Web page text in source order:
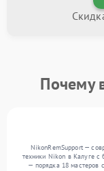
Почему
NikonRemSupport —
техники Nikon в Калуге с
— порядка 18 мастеров